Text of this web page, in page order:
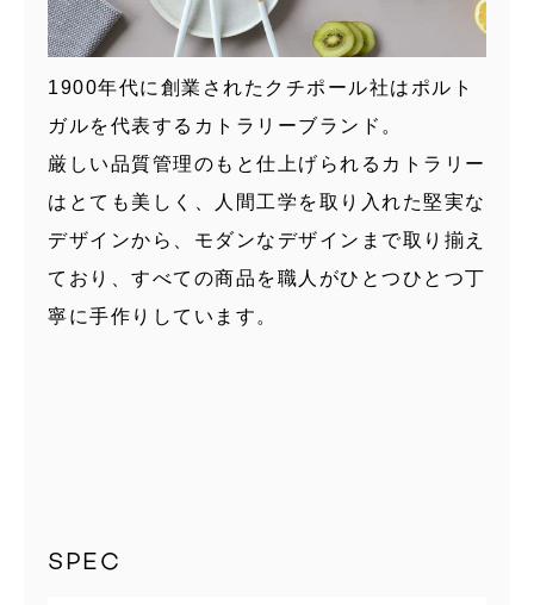
1900年代に創業されたクチポール社はポルト
ガルを代表するカトラリーブランド。
厳しい品質管理のもと仕上げられるカトラリー
はとても美しく、人間工学を取り入れた堅実な
デザインから、モダンなデザインまで取り揃え
ており、すべての商品を職人がひとつひとつ丁
寧に手作りしています。
SPEC